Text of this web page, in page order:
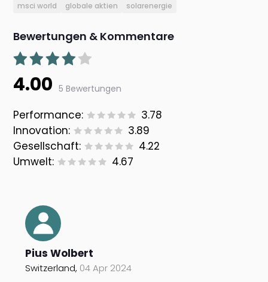
msci world globale aktien solarenergie
Bewertungen & Kommentare
4.00 5 Bewertungen
Performance:
3.78
Innovation:
3.89
Gesellschaft:
4.22
Umwelt:
4.67
Pius Wolbert
Switzerland, 04 Apr 2024